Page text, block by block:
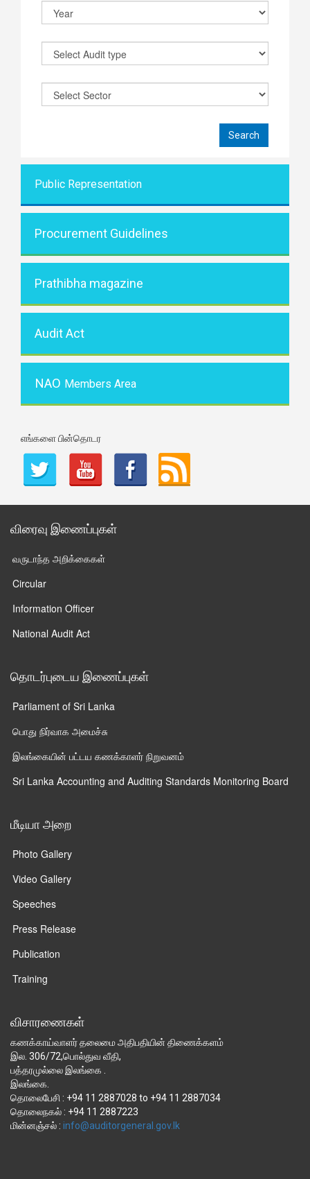
Public Representation
Procurement Guidelines
Prathibha magazine
Audit Act
NAO Members Area
எங்களை பின்தொடர
விரைவு இணைப்புகள்
வருடாந்த அறிக்கைகள்
Circular
Information Officer
National Audit Act
தொடர்புடைய இணைப்புகள்
Parliament of Sri Lanka
பொது நிர்வாக அமைச்சு
இலங்கையின் பட்டய கணக்காளர் நிறுவனம்
Sri Lanka Accounting and Auditing Standards Monitoring Board
மீடியா அறை
Photo Gallery
Video Gallery
Speeches
Press Release
Publication
Training
விசாரணைகள்
கணக்காய்வாளர் தலைமை அதிபதியின் திணைக்களம்
இல. 306/72,பொல்துவ வீதி,
பத்தரமுல்லை இலங்கை .
இலங்கை.
தொலைபேசி : +94 11 2887028 to +94 11 2887034
தொலைநகல் : +94 11 2887223
மின்னஞ்சல் :